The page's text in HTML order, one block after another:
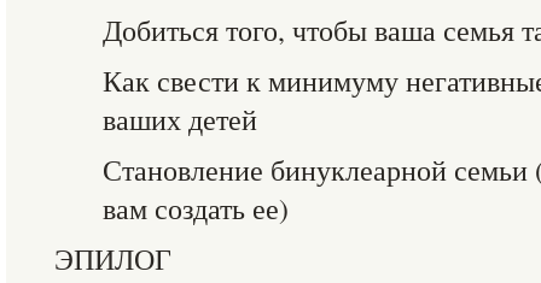
Добиться того, чтобы ваша семья
Как свести к минимуму
ваших детей
Становление бинуклеарной
вам создать ее)
ЭПИЛОГ